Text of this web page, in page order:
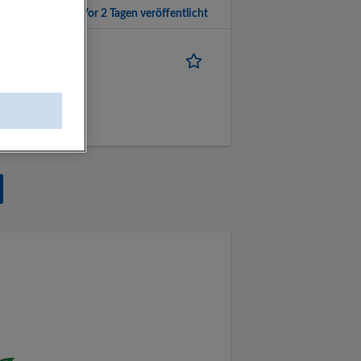
Vor 2 Tagen veröffentlicht